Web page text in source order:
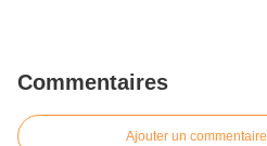
Commentaires
Ajouter un commentaire